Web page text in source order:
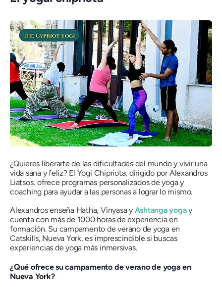
¿Quieres liberarte de las dificultades del mundo y vivir una
vida sana y feliz? El Yogi Chipriota, dirigido por Alexandros
Liatsos, ofrece programas personalizados de yoga y
coaching para ayudar a las personas a lograr lo mismo.
Alexandros enseña Hatha, Vinyasa y Ashtanga yogay
cuenta con más de 1000 horas de experiencia en
formación. Su campamento de verano de yoga en
Catskills, Nueva York, es imprescindible si buscas
experiencias de yoga más inmersivas.
¿Qué ofrece su campamento de verano de yoga en
Nueva York?